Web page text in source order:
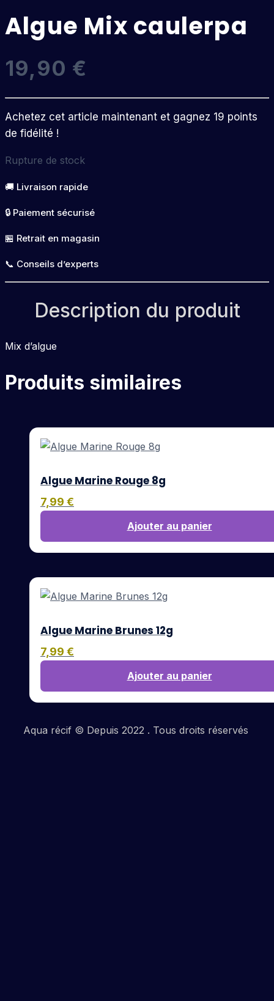
Algue Mix caulerpa
19,90 €
Achetez cet article maintenant et gagnez 19 points
de fidélité !
Rupture de stock
🚚 Livraison rapide
🔒 Paiement sécurisé
🏪 Retrait en magasin
📞 Conseils d’experts
Description du produit
Mix d’algue
Produits similaires
Algue Marine Rouge 8g
7,99 €
Ajouter au panier
Algue Marine Brunes 12g
7,99 €
Ajouter au panier
Aqua récif © Depuis 2022 . Tous droits réservés